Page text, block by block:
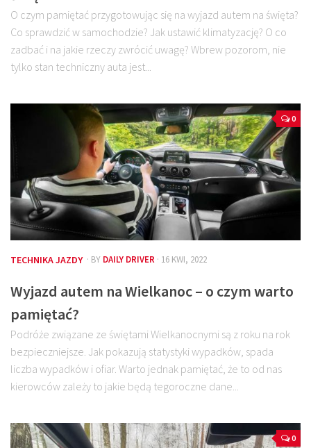
O czym pamiętać przygotowując się na wyjazd autem na święta?
Co sprawdzić w samochodzie? Jak ustawić klimatyzację? O co
zadbać i na jakie rzeczy zwrócić uwagę? Wbrew pozorom, nie
tylko stan techniczny auta jest...
0
TECHNIKA JAZDY · BY DAILY DRIVER · 16 KWI, 2022
Wyjazd autem na Wielkanoc – o czym warto
pamiętać?
Podróże związane ze świętami Wielkanocnymi są z roku na rok
bezpieczniejsze. Jak pokazują statystyki wypadków, spada
liczba wypadków i ofiar. Warto jednak pamiętać, że to od nas
kierowców zależy to jakie będą tegoroczne dane...
0